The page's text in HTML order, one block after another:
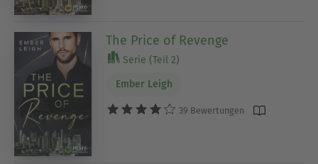
The Price of Revenge
Serie (Teil 2)
Ember Leigh
39 Bewertungen